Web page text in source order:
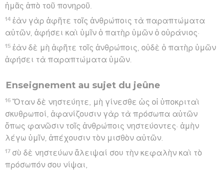
ἡμᾶς ἀπὸ τοῦ πονηροῦ.
14 ἐὰν γὰρ ἀφῆτε τοῖς ἀνθρώποις τὰ παραπτώματα
αὐτῶν, ἀφήσει καὶ ὑμῖν ὁ πατὴρ ὑμῶν ὁ οὐράνιος·
15 ἐὰν δὲ μὴ ἀφῆτε τοῖς ἀνθρώποις, οὐδὲ ὁ πατὴρ ὑμῶν
ἀφήσει τὰ παραπτώματα ὑμῶν.
Enseignement au sujet du jeûne
16 Ὅταν δὲ νηστεύητε, μὴ γίνεσθε ὡς οἱ ὑποκριταὶ
σκυθρωποί, ἀφανίζουσιν γὰρ τὰ πρόσωπα αὐτῶν
ὅπως φανῶσιν τοῖς ἀνθρώποις νηστεύοντες· ἀμὴν
λέγω ὑμῖν, ἀπέχουσιν τὸν μισθὸν αὐτῶν.
17 σὺ δὲ νηστεύων ἄλειψαί σου τὴν κεφαλὴν καὶ τὸ
πρόσωπόν σου νίψαι,